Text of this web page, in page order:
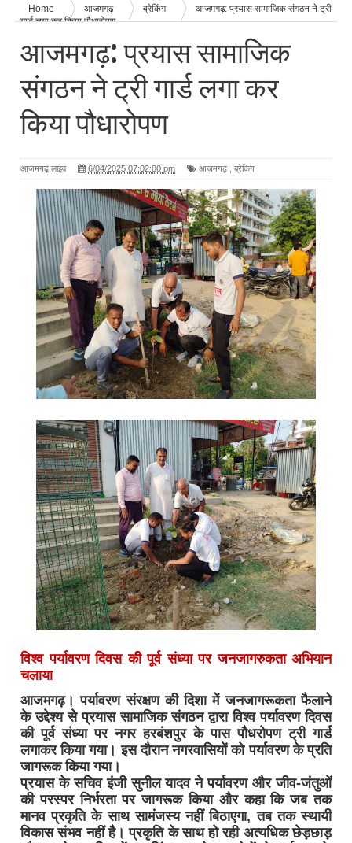
Home आजमगढ़ ब्रेकिंग
आजमगढ़: प्रयास सामाजिक संगठन ने ट्री
गार्ड लगा कर किया पौधारोपण
आजमगढ़: प्रयास सामाजिक
संगठन ने ट्री गार्ड लगा कर
किया पौधारोपण
आज़मगढ़ लाइव 6/04/2025 07:02:00 pm आजमगढ़ ब्रेकिंग
विश्व पर्यावरण दिवस की पूर्व संध्या पर जनजागरुकता अभियान
चलाया
आजमगढ़। पर्यावरण संरक्षण की दिशा में जनजागरूकता फैलाने
के उद्देश्य से प्रयास सामाजिक संगठन द्वारा विश्व पर्यावरण दिवस
की पूर्व संध्या पर नगर हरबंशपुर के पास पौधरोपण ट्री गार्ड
लगाकर किया गया। इस दौरान नगरवासियों को पर्यावरण के प्रति
जागरूक किया गया।
प्रयास के सचिव इंजी सुनील यादव ने पर्यावरण और जीव-जंतुओं
की परस्पर निर्भरता पर जागरूक किया और कहा कि जब तक
मानव प्रकृति के साथ सामंजस्य नहीं बिठाएगा, तब तक स्थायी
विकास संभव नहीं है। प्रकृति के साथ हो रही अत्यधिक छेड़छाड़